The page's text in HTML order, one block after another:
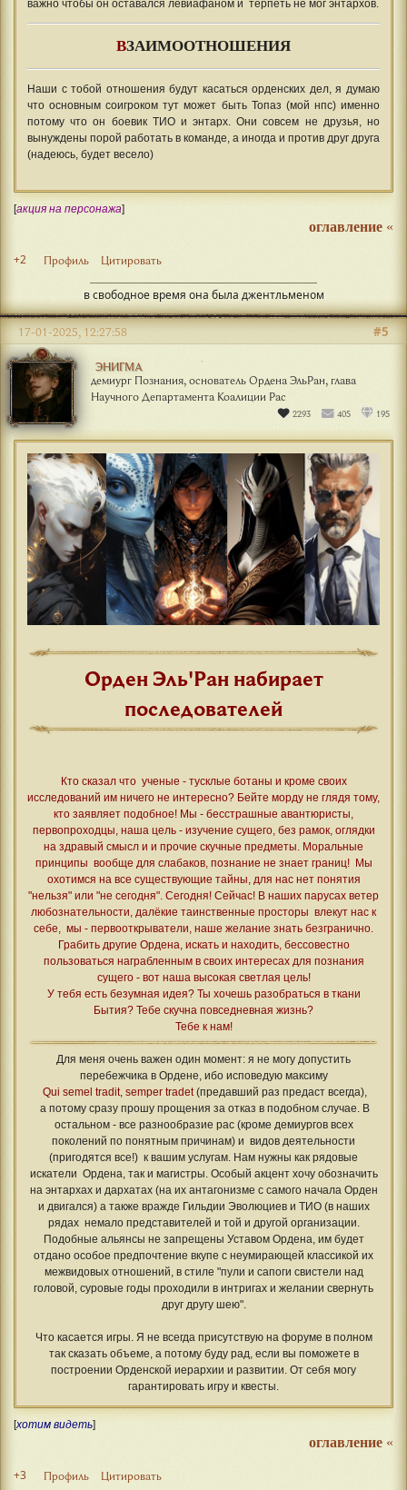
важно чтобы он оставался левиафаном и терпеть не мог энтархов.
ВЗАИМООТНОШЕНИЯ
Наши с тобой отношения будут касаться орденских дел, я думаю
что основным соигроком тут может быть Топаз (мой нпс) именно
потому что он боевик ТИО и энтарх. Они совсем не друзья, но
вынуждены порой работать в команде, а иногда и против друг друга
(надеюсь, будет весело)
[акция на персонажа]
оглавление «
+2 Профиль Цитировать
в свободное время она была джентльменом
ЭНИГМА
демиург Познания, основатель Ордена ЭльРан, глава
Научного Департамента Коалиции Рас
2293 405 195
#5
17-01-2025, 12:27:58
Орден Эль'Ран набирает
последователей
Кто сказал что ученые - тусклые ботаны и кроме своих
исследований им ничего не интересно? Бейте морду не глядя тому,
кто заявляет подобное! Мы - бесстрашные авантюристы,
первопроходцы, наша цель - изучение сущего, без рамок, оглядки
на здравый смысл и и прочие скучные предметы. Моральные
принципы вообще для слабаков, познание не знает границ! Мы
охотимся на все существующие тайны, для нас нет понятия
"нельзя" или "не сегодня". Сегодня! Сейчас! В наших парусах ветер
любознательности, далёкие таинственные просторы влекут нас к
себе, мы - первооткрыватели, наше желание знать безгранично.
Грабить другие Ордена, искать и находить, бессовестно
пользоваться награбленным в своих интересах для познания
сущего - вот наша высокая светлая цель!
У тебя есть безумная идея? Ты хочешь разобраться в ткани
Бытия? Тебе скучна повседневная жизнь?
Тебе к нам!
Для меня очень важен один момент: я не могу допустить
перебежчика в Ордене, ибо исповедую максиму
Qui semel tradit, semper tradet(предавший раз предаст всегда),
а потому сразу прошу прощения за отказ в подобном случае. В
остальном - все разнообразие рас (кроме демиургов всех
поколений по понятным причинам) и видов деятельности
(пригодятся все!) к вашим услугам. Нам нужны как рядовые
искатели Ордена, так и магистры. Особый акцент хочу обозначить
на энтархах и дархатах (на их антагонизме с самого начала Орден
и двигался) а также вражде Гильдии Эволюциев и ТИО (в наших
рядах немало представителей и той и другой организации.
Подобные альянсы не запрещены Уставом Ордена, им будет
отдано особое предпочтение вкупе с неумирающей классикой их
межвидовых отношений, в стиле "пули и сапоги свистели над
головой, суровые годы проходили в интригах и желании свернуть
друг другу шею".
Что касается игры. Я не всегда присутствую на форуме в полном
так сказать объеме, а потому буду рад, если вы поможете в
построении Орденской иерархии и развитии. От себя могу
гарантировать игру и квесты.
[хотим видеть]
оглавление «
+3 Профиль Цитировать